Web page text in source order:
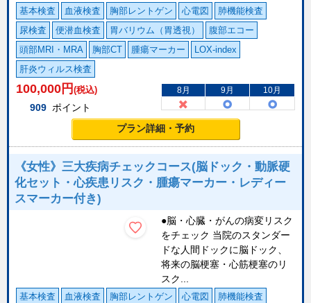
基本検査 血液検査 胸部レントゲン 心電図
肺機能検査
尿検査
便潜血検査 胃バリウム（胃透視）
腹部エコー
頭部MRI・MRA
胸部CT 腫瘍マーカー
LOX-index
肝炎ウィルス検査
100,000 円 (税込)
909 ポイント
8月 9月 10月
プラン詳細・予約
《女性》三大疾病チェックコース(脳ドック・動脈硬
化セット・心疾患リスク・腫瘍マーカー・レディー
スマーカー付き)
●脳・心臓・がんの病変リスク
をチェック 当院のスタンダー
ドな人間ドックに脳ドック、
将来の脳梗塞・心筋梗塞のリ
スク...
基本検査 血液検査 胸部レントゲン 心電図
肺機能検査